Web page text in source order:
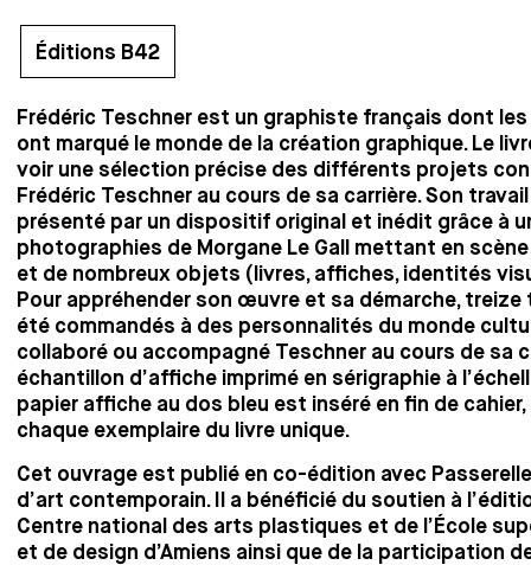
Éditions B42
Frédéric Teschner est un graphiste français dont
ont marqué le monde de la création graphique. Le
voir une sélection précise des différents projets
Frédéric Teschner au cours de sa carrière. Son
présenté par un dispositif original et inédit grâce à
photographies de Morgane Le Gall mettant en
et de nombreux objets (livres, affiches, identités
Pour appréhender son œuvre et sa démarche,
été commandés à des personnalités du monde
collaboré ou accompagné Teschner au cours de sa
échantillon d’affiche imprimé en sérigraphie à
papier affiche au dos bleu est inséré en fin de
chaque exemplaire du livre unique.
Cet ouvrage est publié en co-édition avec
d’art contemporain. Il a bénéficié du soutien à
Centre national des arts plastiques et de l’École
et de design d’Amiens ainsi que de la participation